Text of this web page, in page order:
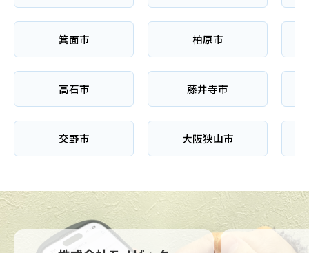
箕面市 柏原市
高石市 藤井寺市
交野市 大阪狭山市